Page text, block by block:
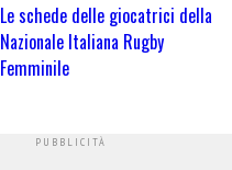
Le schede delle giocatrici della
Nazionale Italiana Rugby
Femminile